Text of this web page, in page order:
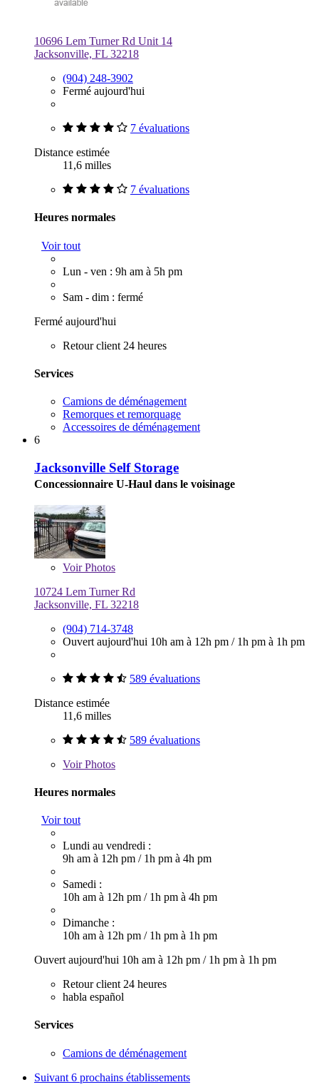
10696 Lem Turner Rd Unit 14
Jacksonville, FL 32218
(904) 248-3902
Fermé aujourd'hui
7 évaluations
Distance estimée
11,6 milles
7 évaluations
Heures normales
Voir tout
Lun - ven : 9h am à 5h pm
Sam - dim : fermé
Fermé aujourd'hui
Retour client 24 heures
Services
Camions de déménagement
Remorques et remorquage
Accessoires de déménagement
6
Jacksonville Self Storage
Concessionnaire U-Haul dans le voisinage
VoirPhotos
10724 Lem Turner Rd
Jacksonville, FL 32218
(904) 714-3748
Ouvert aujourd'hui 10h am à 12h pm / 1h pm à 1h pm
589 évaluations
Distance estimée
11,6 milles
589 évaluations
VoirPhotos
Heures normales
Voir tout
Lundi au vendredi :
9h am à 12h pm / 1h pm à 4h pm
Samedi :
10h am à 12h pm / 1h pm à 4h pm
Dimanche :
10h am à 12h pm / 1h pm à 1h pm
Ouvert aujourd'hui 10h am à 12h pm / 1h pm à 1h pm
Retour client 24 heures
habla español
Services
Camions de déménagement
Suivant 6 prochains établissements